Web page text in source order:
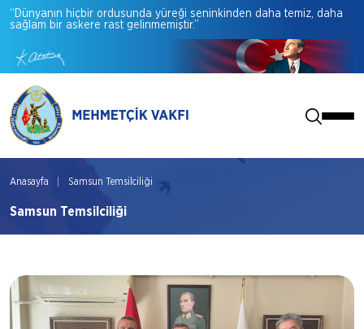
“Dünyanın hiçbir ordusunda yüreği seninkinden daha temiz, daha
sağlam bir askere rast gelinmemiştir.”
Anasayfa Samsun Temsilciliği
Samsun Temsilciliği